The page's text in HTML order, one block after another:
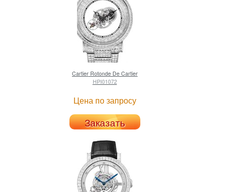
CartierRotonde De Cartier
HPI01072
Цена по запросу
Заказать